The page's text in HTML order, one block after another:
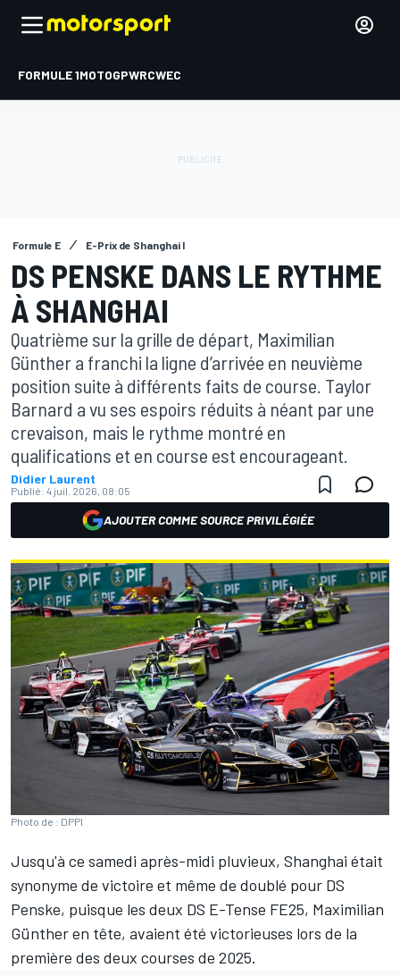
FORMULE 1MOTOGPWRCWEC
Formule E E-Prix de Shanghai I
DS PENSKE DANS LE RYTHME
À SHANGHAI
Quatrième sur la grille de départ, Maximilian
Günther a franchi la ligne d’arrivée en neuvième
position suite à différents faits de course. Taylor
Barnard a vu ses espoirs réduits à néant par une
crevaison, mais le rythme montré en
qualifications et en course est encourageant.
Didier Laurent
Publié: 4 juil. 2026, 08:05
AJOUTER COMME SOURCE PRIVILÉGIÉE
Photo de : DPPI
Jusqu'à ce samedi après-midi pluvieux, Shanghai était
synonyme de victoire et même de doublé pour DS
Penske, puisque les deux DS E-Tense FE25, Maximilian
Güntheren tête, avaient été victorieuses lors de la
première des deux courses de 2025.